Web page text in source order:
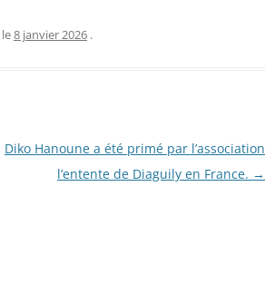
le8 janvier 2026 .
Diko Hanoune a été primé par l’association
l’entente de Diaguily en France. →